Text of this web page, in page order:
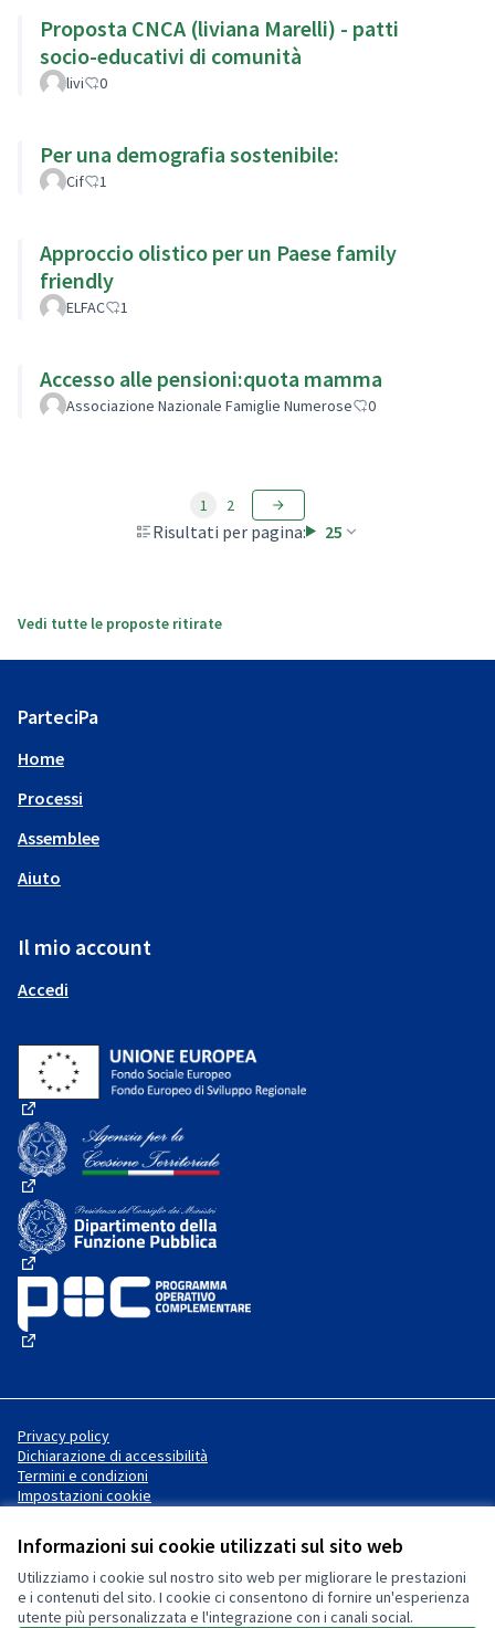
Informazioni sui cookie utilizzati sul sito web
Utilizziamo i cookie sul nostro sito web per migliorare le prestazioni
e i contenuti del sito. I cookie ci consentono di fornire un'esperienza
utente più personalizzata e l'integrazione con i canali social.
Proposta CNCA (liviana Marelli) - patti
socio-educativi di comunità
livi 0
Per una demografia sostenibile:
Cif 1
Approccio olistico per un Paese family
friendly
ELFAC 1
Accesso alle pensioni:quota mamma
Associazione Nazionale Famiglie Numerose 0
Risultati per pagina: 25
1 2
Vedi tutte le proposte ritirate
ParteciPa
Home
Processi
Assemblee
Aiuto
Il mio account
Accedi
(Collegamento esterno)
(Collegamento esterno)
(Collegamento esterno)
Privacy policy
Dichiarazione di accessibilità
Termini e condizioni
Impostazioni cookie
Licenza Creative Commons
(Collegamento esterno)
Sito web creato consoftware
libero
(Collegamento esterno)
.